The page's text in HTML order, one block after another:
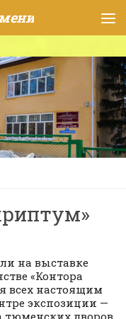
на выставке
«Контора
всех настоящим
экспозиции —
дворов,